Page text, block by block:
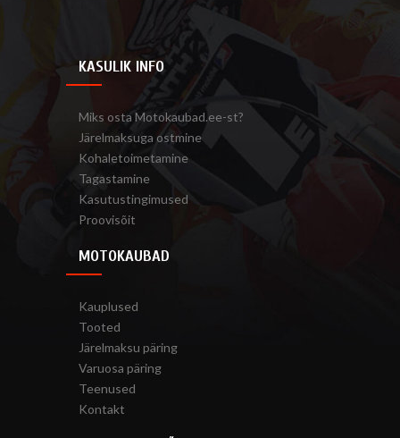
KASULIK INFO
Miks osta Motokaubad.ee-st?
Järelmaksuga ostmine
Kohaletoimetamine
Tagastamine
Kasutustingimused
Proovisõit
MOTOKAUBAD
Kauplused
Tooted
Järelmaksu päring
Varuosa päring
Teenused
Kontakt